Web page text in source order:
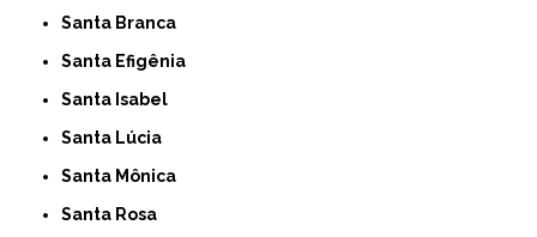
Santa Branca
Santa Efigênia
Santa Isabel
Santa Lúcia
Santa Mônica
Santa Rosa